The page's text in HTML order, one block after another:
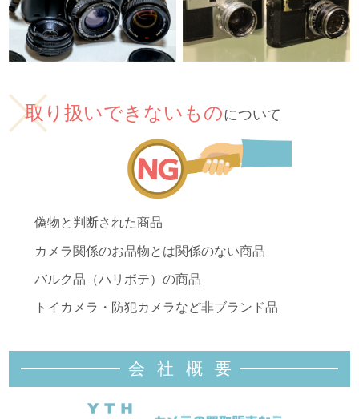
取り扱いできないものについて
偽物と判断された商品
カメラ関係のお品物とは関係のない商品
バルク品（ハリボテ）の商品
トイカメラ・防犯カメラなど非ブランド品
会社概 要